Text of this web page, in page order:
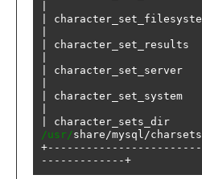
/usr/share/mysql/charsets
-------------+